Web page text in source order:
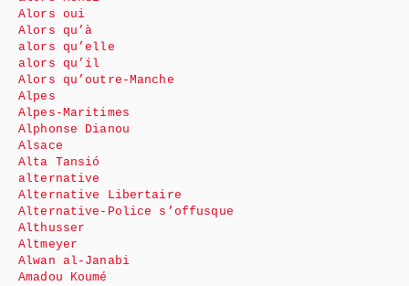
Alors oui
Alors qu’à
alors qu’elle
alors qu’il
Alors qu’outre-Manche
Alpes
Alpes-Maritimes
Alphonse Dianou
Alsace
Alta Tansió
alternative
Alternative Libertaire
Alternative-Police s’offusque
Althusser
Altmeyer
Alwan al-Janabi
Amadou Koumé